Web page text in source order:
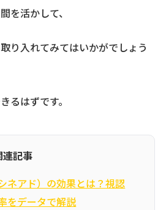
を活かして、
り入れてみてはいかがでしょう
るはずです。
連記事
ネアド）の効果とは？視認
をデータで解説